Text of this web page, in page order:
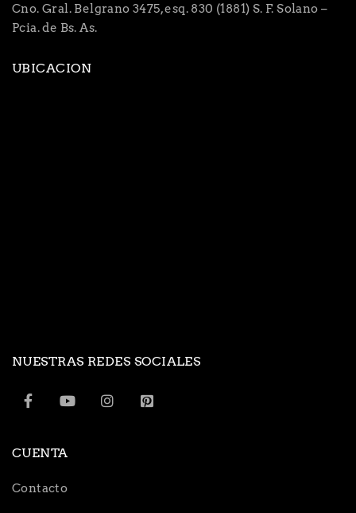
Cno. Gral. Belgrano 3475, esq. 830 (1881) S. F. Solano –
Pcia. de Bs. As.
UBICACION
NUESTRAS REDES SOCIALES
CUENTA
Contacto